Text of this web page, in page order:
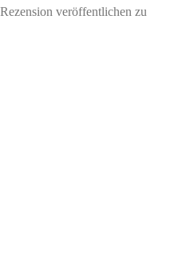
veröffentlichen zu